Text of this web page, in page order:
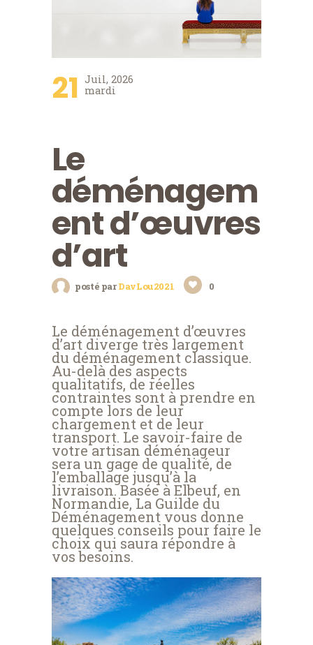
21 Juil, 2026
mardi
Le
déménagem
ent d’œuvres
d’art
posté parDavLou2021 0
Le déménagement d’œuvres
d’art diverge très largement
du déménagement classique.
Au-delà des aspects
qualitatifs, de réelles
contraintes sont à prendre en
compte lors de leur
chargement et de leur
transport. Le savoir-faire de
votre artisan déménageur
sera un gage de qualité, de
l’emballage jusqu’à la
livraison. Basée à Elbeuf, en
Normandie, La Guilde du
Déménagement vous donne
quelques conseils pour faire le
choix qui saura répondre à
vos besoins.